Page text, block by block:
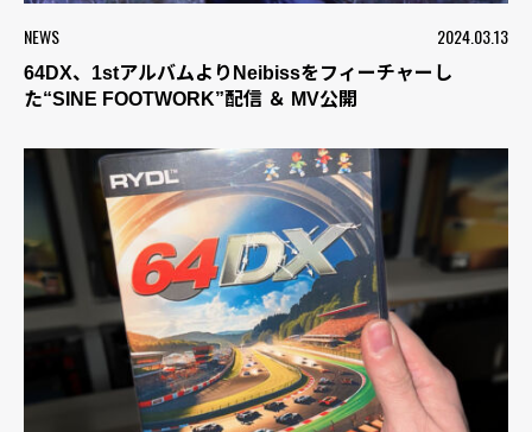
NEWS 2024.03.13
64DX、1stアルバムよりNeibissをフィーチャーし
た“SINE FOOTWORK”配信 ＆ MV公開